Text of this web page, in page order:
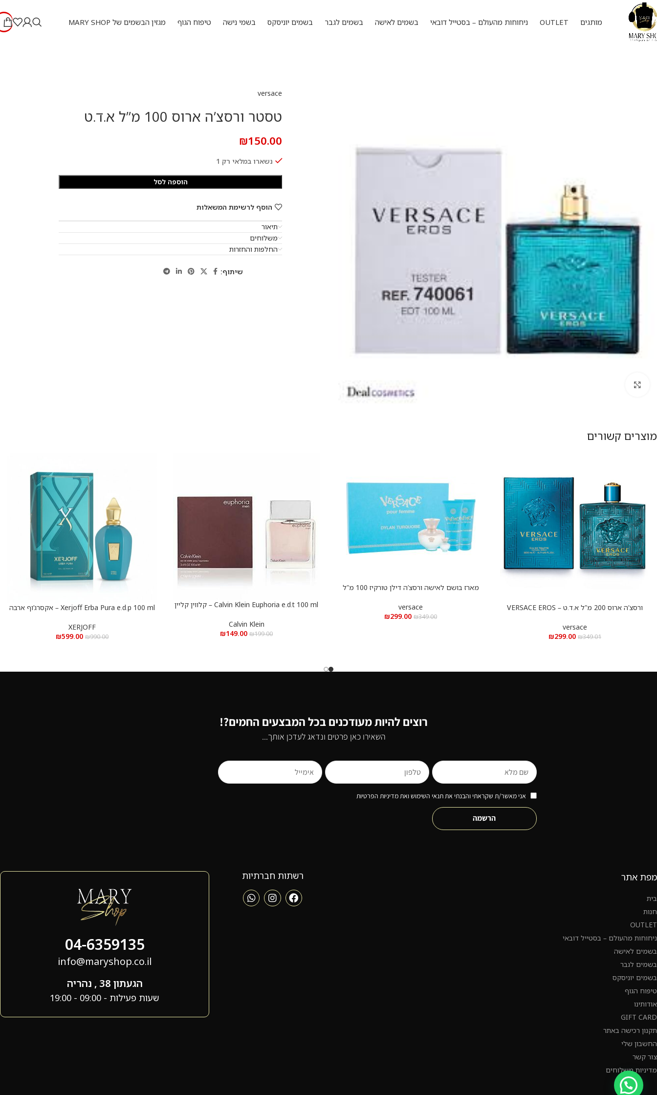
מותגים OUTLET ניחוחות מהעולם – בסטייל דובאי בשמים לאישה בשמים לגבר בשמים יוניסקס בשמי נישה טיפוח הגוף מגזין הבשמים של MARY SHOP
versace
טסטר ורסצ’ה ארוס 100 מ”ל א.ד.ט
₪150.00
נשארו במלאי רק 1
הוספה לסל
הוסף לרשימת המשאלות
תיאור
משלוחים
החלפות והחזרות
שיתוף:
מוצרים קשורים
הוספה לסל
ורסצ’ה ארוס 200 מ”ל א.ד.ט – VERSACE EROS
versace
₪349.01
₪299.00
הוספה לסל
מארז בושם לאישה ורסצ’ה דילן טורקיז 100 מ”ל
רחצה 100 מ”ל
versace
₪349.00
₪299.00
הוספה לסל
Calvin Klein Euphoria e.d.t 100 ml – קלווין קליין
Calvin Klein
₪199.00
₪149.00
הוספה לסל
Xerjoff Erba Pura e.d.p 100 ml – אקסרג’וף ארבה
XERJOFF
₪990.00
₪599.00
רוצים להיות מעודכנים בכל המבצעים החמים?!
השאירו כאן פרטים ונדאג לעדכן אותך...
אני מאשר/ת שקראתי והבנתי את תנאי השימוש ואת מדיניות הפרטיות
הרשמה
מפת אתר
בית
חנות
OUTLET
ניחוחות מהעולם – בסטייל דובאי
בשמים לאישה
בשמים לגבר
בשמים יוניסקס
טיפוח הגוף
אודותינו
GIFT CARD
תקנון רכישה באתר
החשבון שלי
צור קשר
מדיניות משלוחים
רשתות חברתיות
04-6359135
info@maryshop.co.il
הגעתון 38 , נהריה
שעות פעילות - 09:00 - 19:00